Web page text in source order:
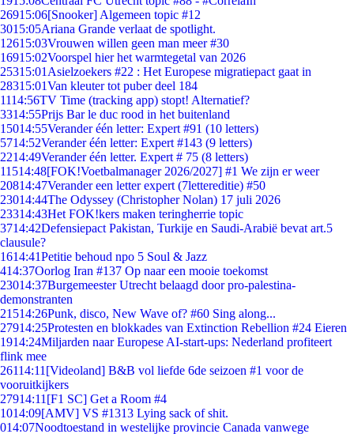
26915:06[Snooker] Algemeen topic #12
3015:05Ariana Grande verlaat de spotlight.
12615:03Vrouwen willen geen man meer #30
16915:02Voorspel hier het warmtegetal van 2026
25315:01 Asielzoekers #22 : Het Europese migratiepact gaat in
28315:01Van kleuter tot puber deel 184
1114:56TV Time (tracking app) stopt! Alternatief?
3314:55Prijs Bar le duc rood in het buitenland
15014:55Verander één letter: Expert #91 (10 letters)
5714:52Verander één letter: Expert #143 (9 letters)
2214:49Verander één letter. Expert # 75 (8 letters)
11514:48[FOK!Voetbalmanager 2026/2027] #1 We zijn er weer
20814:47Verander een letter expert (7lettereditie) #50
23014:44The Odyssey (Christopher Nolan) 17 juli 2026
23314:43Het FOK!kers maken teringherrie topic
3714:42Defensiepact Pakistan, Turkije en Saudi-Arabië bevat art.5
clausule?
1614:41Petitie behoud npo 5 Soul & Jazz
414:37Oorlog Iran #137 Op naar een mooie toekomst
23014:37Burgemeester Utrecht belaagd door pro-palestina-
demonstranten
21514:26Punk, disco, New Wave of? #60 Sing along...
27914:25Protesten en blokkades van Extinction Rebellion #24 Eieren
1914:24Miljarden naar Europese AI-start-ups: Nederland profiteert
flink mee
26114:11 [Videoland] B&B vol liefde 6de seizoen #1 voor de
vooruitkijkers
27914:11 [F1 SC] Get a Room #4
1014:09[AMV] VS #1313 Lying sack of shit.
014:07Noodtoestand in westelijke provincie Canada vanwege